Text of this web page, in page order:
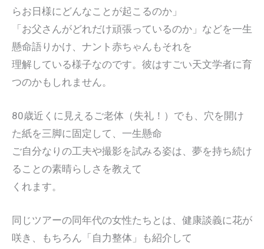
らお日様にどんなことが起こるのか」
「お父さんがどれだけ頑張っているのか」などを一生
懸命語りかけ、ナント赤ちゃんもそれを
理解している様子なのです。彼はすごい天文学者に育
つのかもしれません。
80歳近くに見えるご老体（失礼！）でも、穴を開け
た紙を三脚に固定して、一生懸命
ご自分なりの工夫や撮影を試みる姿は、夢を持ち続け
ることの素晴らしさを教えて
くれます。
同じツアーの同年代の女性たちとは、健康談義に花が
咲き、もちろん「自力整体」も紹介して